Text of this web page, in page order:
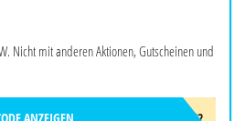
Nicht mit anderen Aktionen, Gutscheinen und